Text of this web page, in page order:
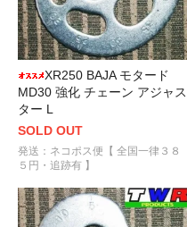
XR250 BAJA モタード
MD30 強化 チェーン アジャス
ター L
SOLD OUT
発送：ネコポス便【 全国一律３８
５円・追跡有 】